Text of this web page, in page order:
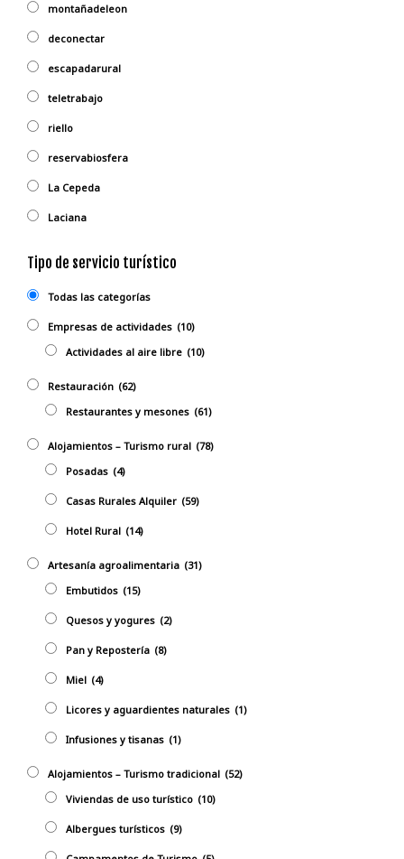
montañadeleon
deconectar
escapadarural
teletrabajo
riello
reservabiosfera
La Cepeda
Laciana
Tipo de servicio turístico
Todas las categorías
Empresas de actividades (10)
Actividades al aire libre (10)
Restauración (62)
Restaurantes y mesones (61)
Alojamientos – Turismo rural (78)
Posadas (4)
Casas Rurales Alquiler (59)
Hotel Rural (14)
Artesanía agroalimentaria (31)
Embutidos (15)
Quesos y yogures (2)
Pan y Repostería (8)
Miel (4)
Licores y aguardientes naturales (1)
Infusiones y tisanas (1)
Alojamientos – Turismo tradicional (52)
Viviendas de uso turístico (10)
Albergues turísticos (9)